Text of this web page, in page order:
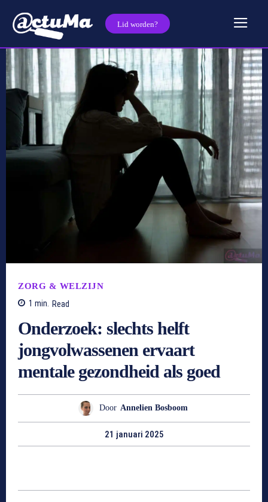
Lid worden?
ZORG & WELZIJN
1 min. Read
Onderzoek: slechts helft
jongvolwassenen ervaart
mentale gezondheid als goed
Door Annelien Bosboom
21 januari 2025